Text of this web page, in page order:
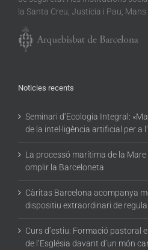
la Santa Creu, Justícia i Pau, Mans
Noticies recents
Seminari d’Ecologia Integral:
de la intel·ligència artificial per a
La processó marítima de la
omplir la Barceloneta
Càritas Barcelona acompanya
dispositiu extraordinari de
Curs d’estiu: Formació pastoral
de l’Església davant d’un món